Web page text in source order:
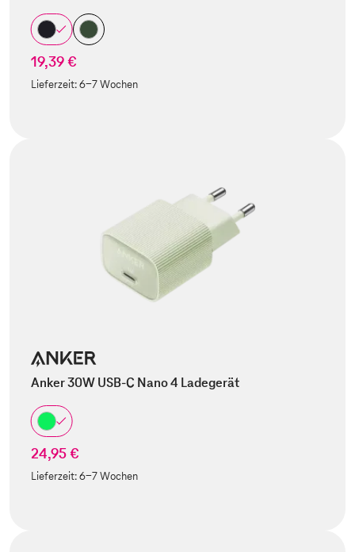
19,39 €
Lieferzeit:6-7 Wochen
Anker 30W USB-C Nano 4 Ladegerät
24,95 €
Lieferzeit:6-7 Wochen